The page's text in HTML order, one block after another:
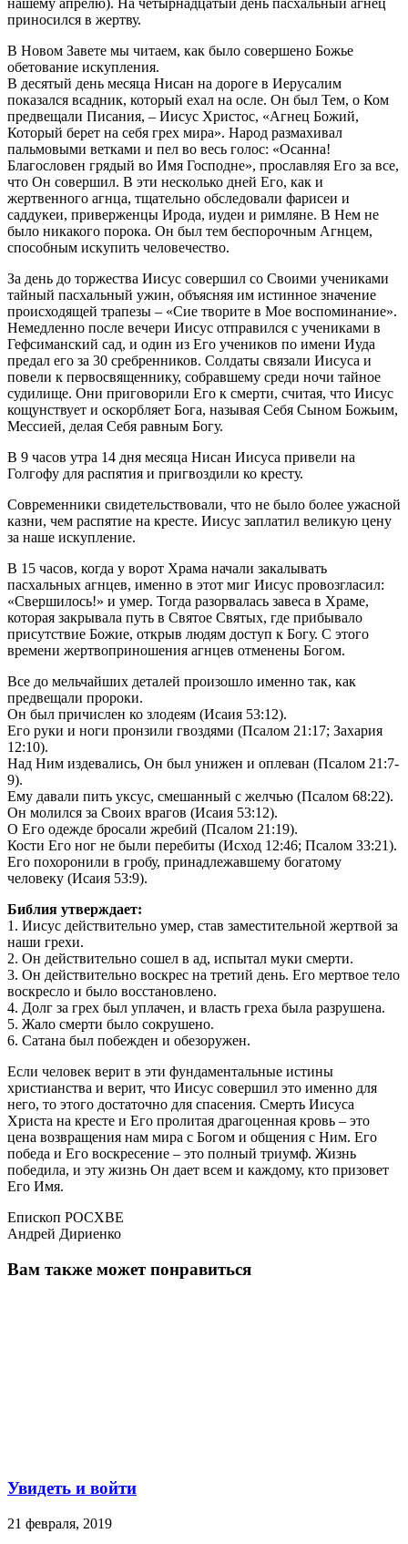
приносился в жертву.
В Новом Завете мы читаем, как было совершено Божье
обетование искупления.
В десятый день месяца Нисан на дороге в Иерусалим
показался всадник, который ехал на осле. Он был Тем, о Ком
предвещали Писания, – Иисус Христос, «Агнец Божий,
Который берет на себя грех мира». Народ размахивал
пальмовыми ветками и пел во весь голос: «Осанна!
Благословен грядый во Имя Господне», прославляя Его за все,
что Он совершил. В эти несколько дней Его, как и
жертвенного агнца, тщательно обследовали фарисеи и
саддукеи, приверженцы Ирода, иудеи и римляне. В Нем не
было никакого порока. Он был тем беспорочным Агнцем,
способным искупить человечество.
За день до торжества Иисус совершил со Своими учениками
тайный пасхальный ужин, объясняя им истинное значение
происходящей трапезы – «Сие творите в Мое воспоминание».
Немедленно после вечери Иисус отправился с учениками в
Гефсиманский сад, и один из Его учеников по имени Иуда
предал его за 30 сребренников. Солдаты связали Иисуса и
повели к первосвященнику, собравшему среди ночи тайное
судилище. Они приговорили Его к смерти, считая, что Иисус
кощунствует и оскорбляет Бога, называя Себя Сыном Божьим,
Мессией, делая Себя равным Богу.
В 9 часов утра 14 дня месяца Нисан Иисуса привели на
Голгофу для распятия и пригвоздили ко кресту.
Современники свидетельствовали, что не было более ужасной
казни, чем распятие на кресте. Иисус заплатил великую цену
за наше искупление.
В 15 часов, когда у ворот Храма начали закалывать
пасхальных агнцев, именно в этот миг Иисус провозгласил:
«Свершилось!» и умер. Тогда разорвалась завеса в Храме,
которая закрывала путь в Святое Святых, где прибывало
присутствие Божие, открыв людям доступ к Богу. С этого
времени жертвоприношения агнцев отменены Богом.
Все до мельчайших деталей произошло именно так, как
предвещали пророки.
Он был причислен ко злодеям (Исаия 53:12).
Его руки и ноги пронзили гвоздями (Псалом 21:17; Захария
12:10).
Над Ним издевались, Он был унижен и оплеван (Псалом 21:7-
9).
Ему давали пить уксус, смешанный с желчью (Псалом 68:22).
Он молился за Своих врагов (Исаия 53:12).
О Его одежде бросали жребий (Псалом 21:19).
Кости Его ног не были перебиты (Исход 12:46; Псалом 33:21).
Его похоронили в гробу, принадлежавшему богатому
человеку (Исаия 53:9).
Библия утверждает:
1. Иисус действительно умер, став заместительной жертвой за
наши грехи.
2. Он действительно сошел в ад, испытал муки смерти.
3. Он действительно воскрес на третий день. Его мертвое тело
воскресло и было восстановлено.
4. Долг за грех был уплачен, и власть греха была разрушена.
5. Жало смерти было сокрушено.
6. Сатана был побежден и обезоружен.
Если человек верит в эти фундаментальные истины
христианства и верит, что Иисус совершил это именно для
него, то этого достаточно для спасения. Смерть Иисуса
Христа на кресте и Его пролитая драгоценная кровь – это
цена возвращения нам мира с Богом и общения с Ним. Его
победа и Его воскресение – это полный триумф. Жизнь
победила, и эту жизнь Он дает всем и каждому, кто призовет
Его Имя.
Епископ РОСХВЕ
Андрей Дириенко
Вам также может понравиться
Увидеть и войти
21 февраля, 2019